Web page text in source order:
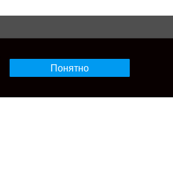
Понятно